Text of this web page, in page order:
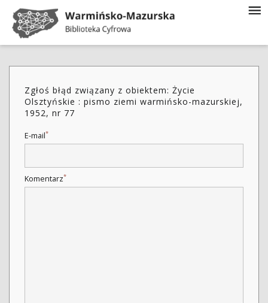
Zgłoś błąd związany z obiektem: Życie
Olsztyńskie : pismo ziemi warmińsko-mazurskiej,
1952, nr 77
E-mail*
Komentarz*